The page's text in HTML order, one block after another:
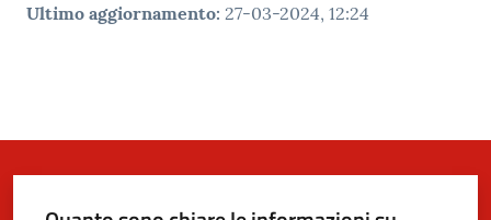
Ultimo aggiornamento: 27-03-2024, 12:24